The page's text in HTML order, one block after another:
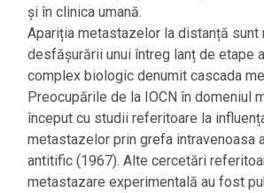
și în clinica umană.
Apariția metastazelor la distanță sunt
desfășurării unui întreg lanț de etape
complex biologic denumit cascada
Preocupările de la IOCN în domeniul
început cu studii referitoare la
metastazelor prin grefa intravenoasa
antitific (1967). Alte cercetări
metastazare experimentală au fost